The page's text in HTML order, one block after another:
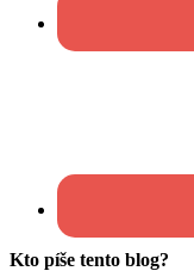
Kto píše tento blog?